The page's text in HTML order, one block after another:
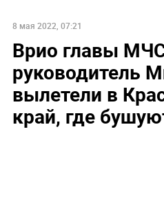
8 мая 2022, 07:21
Врио главы
руководитель
вылетели в
край, где